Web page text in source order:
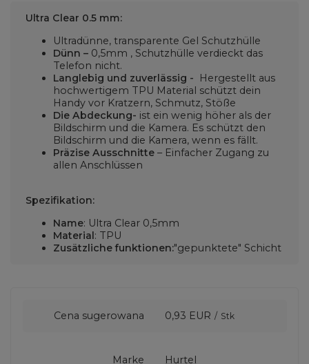
Ultra Clear 0.5 mm:
Ultradünne, transparente Gel Schutzhülle
Dünn – 0,5mm , Schutzhülle verdieckt das
Telefon nicht.
Langlebig und zuverlässig -
Hergestellt aus
hochwertigem TPU Material schützt dein
Handy vor Kratzern, Schmutz, Stöße
Die Abdeckung- ist ein wenig höher als der
Bildschirm und die Kamera. Es schützt den
Bildschirm und die Kamera, wenn es fällt.
Präzise Ausschnitte – Einfacher Zugang zu
allen Anschlüssen
Spezifikation:
Name: Ultra Clear 0,5mm
Material: TPU
Zusätzliche funktionen:"gepunktete" Schicht
Cena sugerowana 0,93 EUR / Stk
Marke Hurtel